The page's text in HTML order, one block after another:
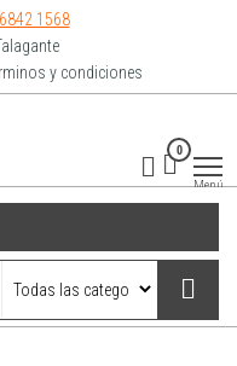
1568
y condiciones
0
Menú